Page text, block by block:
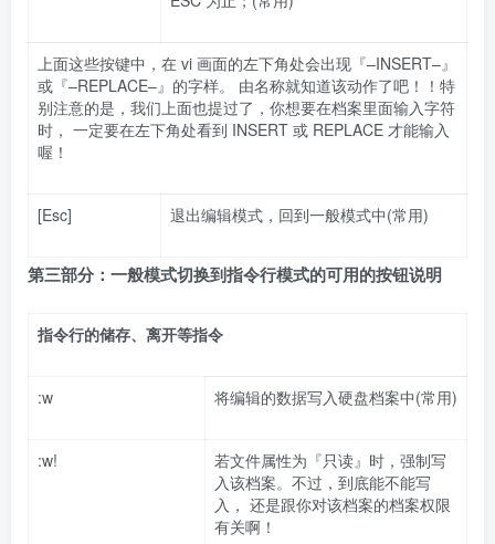
上面这些按键中，在 vi 画面的左下角处会出现『–INSERT–』
或『–REPLACE–』的字样。 由名称就知道该动作了吧！！特
别注意的是，我们上面也提过了，你想要在档案里面输入字符
时， 一定要在左下角处看到 INSERT 或 REPLACE 才能输入
喔！
[Esc] 退出编辑模式，回到一般模式中(常用)
第三部分：一般模式切换到指令行模式的可用的按钮说明
指令行的储存、离开等指令
:w 将编辑的数据写入硬盘档案中(常用)
:w!
若文件属性为『只读』时，强制写
入该档案。不过，到底能不能写
入， 还是跟你对该档案的档案权限
有关啊！